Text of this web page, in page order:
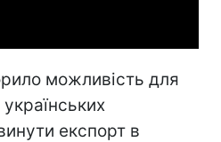
можливість для
експорт в